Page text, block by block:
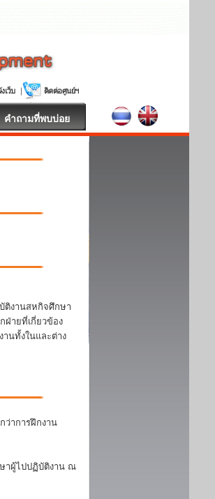
คำถามที่พบบ่อย
ติงานสหกิจศึกษา
ฝ่ายที่เกี่ยวข้อง
นทั้งในและต่าง
าการฝึกงาน
ษาผู้ไปปฏิบัติงาน ณ